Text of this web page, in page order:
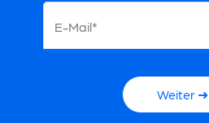
E-Mail*
Weiter ➜